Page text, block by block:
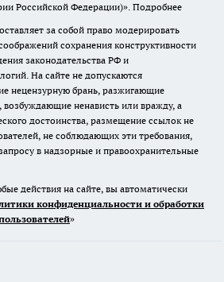
Российской Федерации)». Подробнее
за собой право модерировать
сохранения конструктивности
законодательства РФ и
На сайте не допускаются
нецензурную брань, разжигающие
ненависть или вражду, а
достоинства, размещение ссылок не
не соблюдающих эти требования,
в надзорные и правоохранительные
действия на сайте, вы автоматически
конфиденциальности и обработки
»